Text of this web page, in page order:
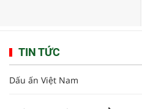
TIN TỨC
Dấu ấn Việt Nam